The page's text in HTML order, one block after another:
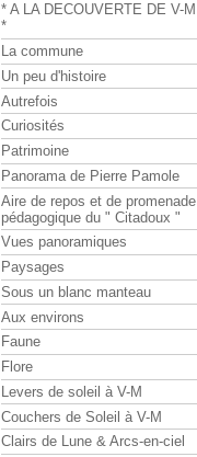
* A LA DECOUVERTE DE V-M
*
La commune
Un peu d'histoire
Autrefois
Curiosités
Patrimoine
Panorama de Pierre Pamole
Aire de repos et de promenade
pédagogique du " Citadoux "
Vues panoramiques
Paysages
Sous un blanc manteau
Aux environs
Faune
Flore
Levers de soleil à V-M
Couchers de Soleil à V-M
Clairs de Lune & Arcs-en-ciel